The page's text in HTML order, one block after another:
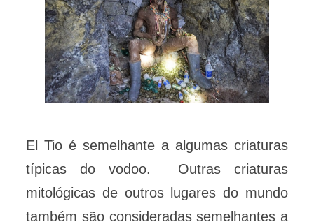
El Tio é semelhante a algumas criaturas
típicas do vodoo. Outras criaturas
mitológicas de outros lugares do mundo
também são consideradas semelhantes a